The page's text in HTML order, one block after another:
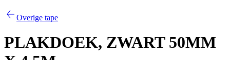
Overige tape
PLAKDOEK, ZWART 50MM